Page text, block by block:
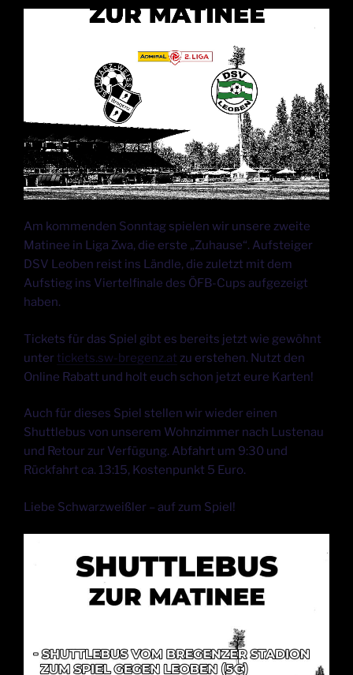
Am kommenden Sonntag spielen wir unsere zweite
Matinee in Liga Zwa, die erste „Zuhause“. Aufsteiger
DSV Leoben reist ins Ländle, die zuletzt mit dem
Aufstieg ins Viertelfinale des ÖFB-Cups aufgezeigt
haben.
Tickets für das Spiel gibt es bereits jetzt wie gewöhnt
untertickets.sw-bregenz.at zu erstehen. Nutzt den
Online Rabatt und holt euch schon jetzt eure Karten!
Auch für dieses Spiel stellen wir wieder einen
Shuttlebus von unserem Wohnzimmer nach Lustenau
und Retour zur Verfügung. Abfahrt um 9:30 und
Rückfahrt ca. 13:15, Kostenpunkt 5 Euro.
Liebe Schwarzweißler – auf zum Spiel!